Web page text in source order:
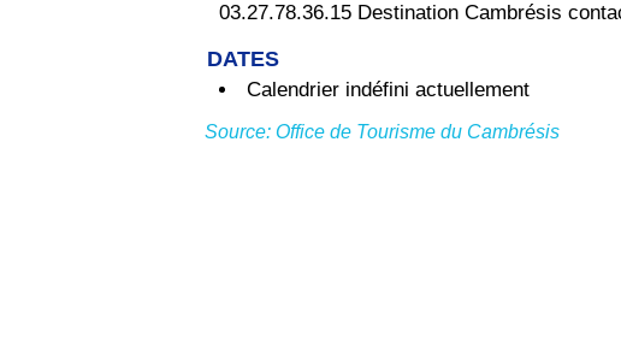
03.27.78.36.15 Destination Cambrésis
DATES
Calendrier indéfini actuellement
Source: Office de Tourisme du Cambrésis